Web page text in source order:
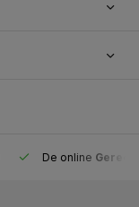
De online